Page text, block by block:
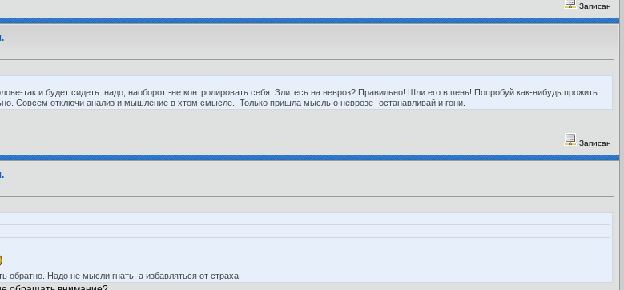
Записан
так и будет сидеть. надо, наоборот -не контролировать себя. Злитесь на невроз? Правильно! Шли его в пень! Попробуй как-нибудь прожить
Совсем отключи анализ и мышление в хтом смысле.. Только пришла мысль о неврозе- останавливай и гони.
Записан
Надо не мысли гнать, а избавляться от страха.